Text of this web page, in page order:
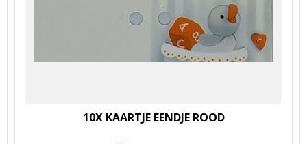
10X KAARTJE EENDJE ROOD